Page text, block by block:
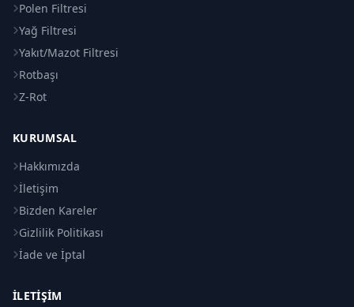
Polen Filtresi
Yağ Filtresi
Yakıt/Mazot Filtresi
Rotbaşı
Z-Rot
KURUMSAL
Hakkımızda
İletişim
Bizden Kareler
Gizlilik Politikası
İade ve İptal
İLETIŞIM